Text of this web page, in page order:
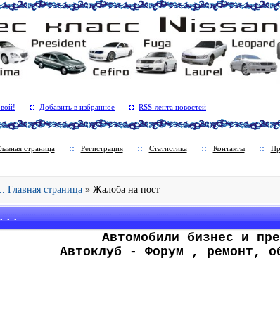
Добавить в избранное RSS-лента новостей
страница Регистрация Статистика Контакты
Главная страница » Жалоба на пост
Автомобили бизнес и
Автоклуб - Форум , ремонт,